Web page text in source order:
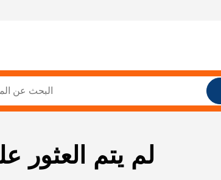
لم يتم العثور